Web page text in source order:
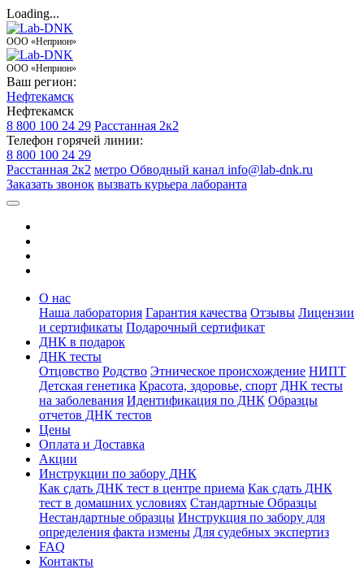
Loading...
ООО «Неприон»
ООО «Неприон»
Ваш регион:
Нефтекамск
Нефтекамск
8 800 100 24 29 Расстанная 2к2
Телефон горячей линии:
8 800 100 24 29
Расстанная 2к2 метро Обводный канал info@lab-dnk.ru
Заказать звонок вызвать курьера лаборанта
О нас
Наша лаборатория Гарантия качества Отзывы Лицензии
и сертификаты Подарочный сертификат
ДНК в подарок
ДНК тесты
Отцовство Родство Этническое происхождение НИПТ
Детская генетика Красота, здоровье, спорт ДНК тесты
на заболевания Идентификация по ДНК Образцы
отчетов ДНК тестов
Цены
Оплата и Доставка
Акции
Инструкции по забору ДНК
Как сдать ДНК тест в центре приема Как сдать ДНК
тест в домашних условиях Стандартные Образцы
Нестандартные образцы Инструкция по забору для
определения факта измены Для судебных экспертиз
FAQ
Контакты